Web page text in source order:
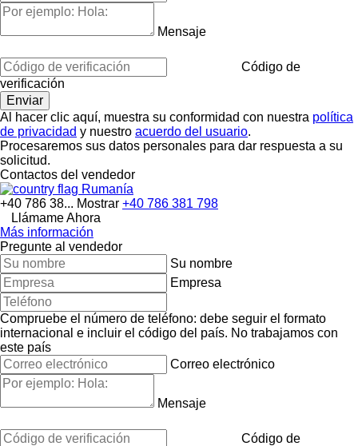
Mensaje
Código de
verificación
Al hacer clic aquí, muestra su conformidad con nuestra política
de privacidad y nuestro acuerdo del usuario.
Procesaremos sus datos personales para dar respuesta a su
solicitud.
Contactos del vendedor
Rumanía
+40 786 38... Mostrar +40 786 381 798
Llámame Ahora
Más información
Pregunte al vendedor
Su nombre
Empresa
Compruebe el número de teléfono: debe seguir el formato
internacional e incluir el código del país. No trabajamos con
este país
Correo electrónico
Mensaje
Código de